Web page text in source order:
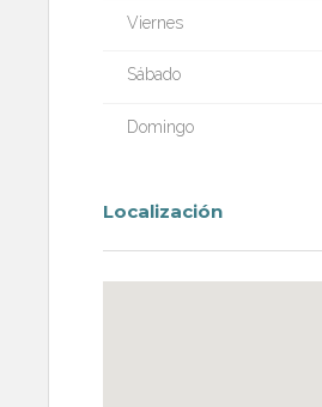
Viernes
Sábado
Domingo
Localización